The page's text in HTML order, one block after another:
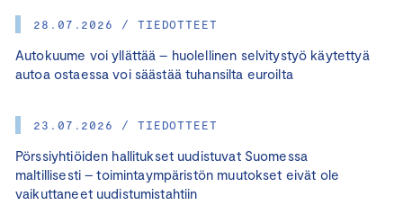
28.07.2026 / TIEDOTTEET
Autokuume voi yllättää – huolellinen selvitystyö käytettyä
autoa ostaessa voi säästää tuhansilta euroilta
23.07.2026 / TIEDOTTEET
Pörssiyhtiöiden hallitukset uudistuvat Suomessa
maltillisesti – toimintaympäristön muutokset eivät ole
vaikuttaneet uudistumistahtiin